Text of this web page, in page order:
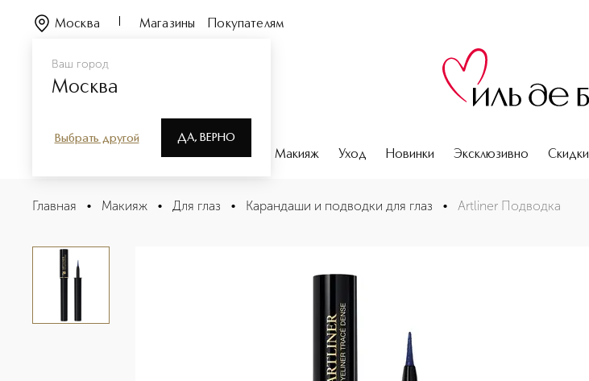
Ваш город
Москва
Выбрать другой ДА, ВЕРНО
Москва Магазины Покупателям
Парфюмерия Макияж Уход Новинки Эксклюзивно Скидки
Artliner Подводка
Описание
Главная • Макияж • Для глаз • Карандаши и подводки для глаз • Artliner Подводка